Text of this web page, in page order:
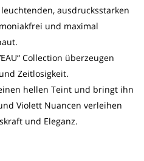
ausdrucksstarken
und maximal
Collection überzeugen
Zeitlosigkeit.
hellen Teint und bringt ihn
Violett Nuancen verleihen
und Eleganz.